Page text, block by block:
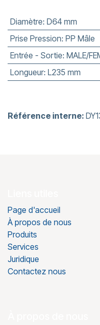
Diamètre: D64 mm
Prise Pression: PP Mâle
Entrée - Sortie: MALE/
Longueur: L235 mm
Référence interne:
Page d'accueil
À propos de nous
Produits
Services
Juridique
Contactez nous